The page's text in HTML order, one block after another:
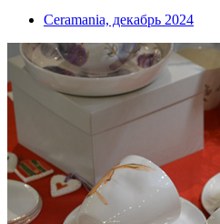
Ceramania, декабрь 2024